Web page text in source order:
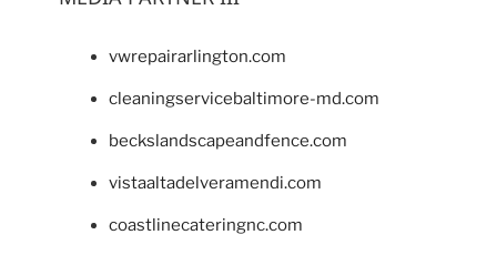
vwrepairarlington.com
cleaningservicebaltimore-md.com
beckslandscapeandfence.com
vistaaltadelveramendi.com
coastlinecateringnc.com